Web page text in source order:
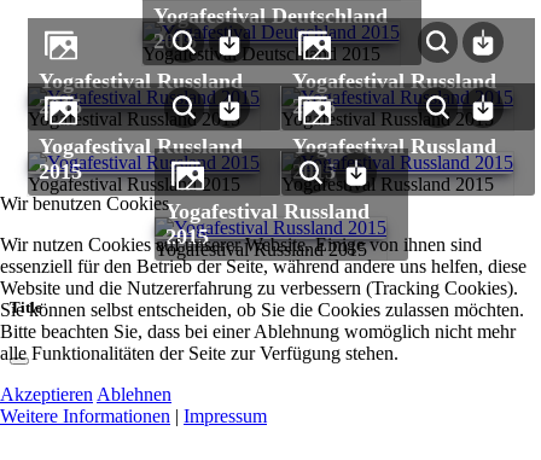
Yogafestival Deutschland 2015
Yogafestival Deutschland
2015
Yogafestival Russland 2015
Yogafestival Russland
2015
Yogafestival Russland 2015
Yogafestival Russland
2015
Yogafestival Russland 2015
Yogafestival Russland
2015
Yogafestival Russland 2015
Yogafestival Russland
2015
Yogafestival Russland 2015
Yogafestival Russland
2015
Title
Wir benutzen Cookies
Wir nutzen Cookies auf unserer Website. Einige von ihnen sind
essenziell für den Betrieb der Seite, während andere uns helfen, diese
Website und die Nutzererfahrung zu verbessern (Tracking Cookies).
Sie können selbst entscheiden, ob Sie die Cookies zulassen möchten.
Bitte beachten Sie, dass bei einer Ablehnung womöglich nicht mehr
alle Funktionalitäten der Seite zur Verfügung stehen.
Akzeptieren Ablehnen
Weitere Informationen | Impressum